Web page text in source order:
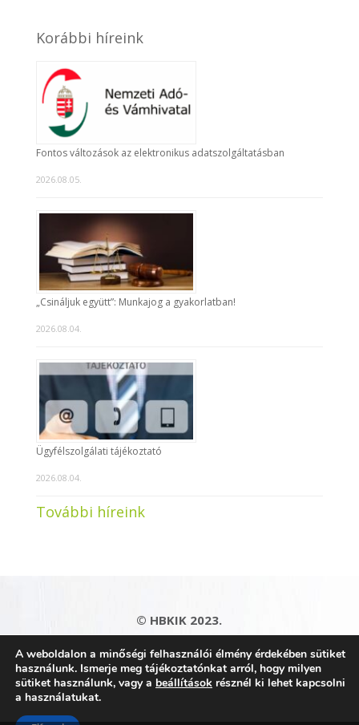
Korábbi híreink
Fontos változások az elektronikus adatszolgáltatásban
2026.08.05.
„Csináljuk együtt”: Munkajog a gyakorlatban!
2026.08.04.
Ügyfélszolgálati tájékoztató
2026.08.04.
További híreink
© HBKIK 2023.
Adatkezelési tájékoztató|Impresszum|
Kapcsolat|Honlaptérkép
A weboldalon a minőségi felhasználói élmény érdekében sütiket
használunk. Ismerje meg tájékoztatónkat arról, hogy milyen
sütiket használunk, vagy a beállítások résznél ki lehet kapcsolni
a használatukat.